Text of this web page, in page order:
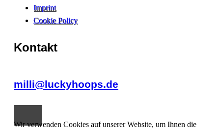
Imprint
Cookie Policy
Kontakt
milli@luckyhoops.de
Wir verwenden Cookies auf unserer Website, um Ihnen die